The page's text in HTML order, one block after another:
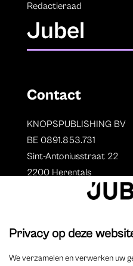
Redactieraad
Jubel
Contact
KNOPSPUBLISHING BV
BE 0891.853.731
Sint-Antoniusstraat 22
2200 Herentals
Auteurs
Overzicht auteurs